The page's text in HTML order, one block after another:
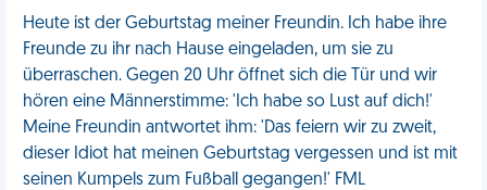
Heute ist der Geburtstag meiner Freundin. Ich habe ihre
Freunde zu ihr nach Hause eingeladen, um sie zu
überraschen. Gegen 20 Uhr öffnet sich die Tür und wir
hören eine Männerstimme: 'Ich habe so Lust auf dich!'
Meine Freundin antwortet ihm: 'Das feiern wir zu zweit,
dieser Idiot hat meinen Geburtstag vergessen und ist mit
seinen Kumpels zum Fußball gegangen!' FML